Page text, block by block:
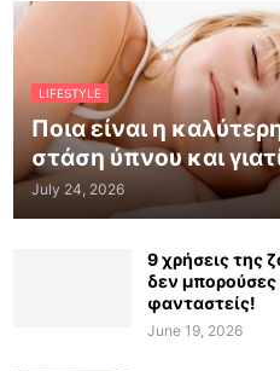
LIFESTYLE
Ποια είναι η
στάση ύπνου και
July 24, 2026
9 χρήσεις της
δεν μπορούσες
φανταστείς!
June 19, 2026